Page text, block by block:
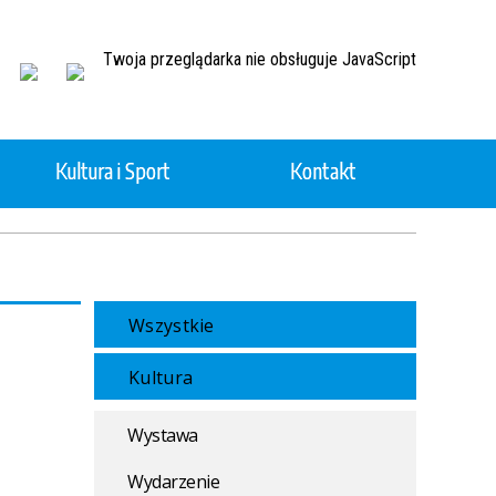
Twoja przeglądarka nie obsługuje JavaScript
Projekty realizowane ze środków
zewnętrznych
Gminny Ośrodek Pomocy
Kultura i Sport Kontakt
Wszystkie
Kultura
Wystawa
Wydarzenie